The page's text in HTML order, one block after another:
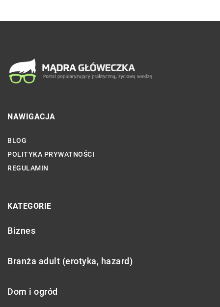
NAWIGACJA
BLOG
POLITYKA PRYWATNOŚCI
REGULAMIN
KATEGORIE
Biznes
Branża adult (erotyka, hazard)
Dom i ogród